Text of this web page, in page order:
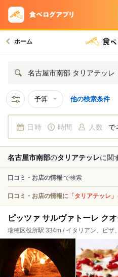
ホーム
名古屋市南部 タリアテッレ
予算 他の検索条件
日時 時間 人数 で
名古屋市南部のタリアテッレに関
口コミ・お店の情報 で検索
口コミ・お店の情報に 「タリアテッレ」
ピッツァ サルヴァトーレ ク
瑞穂区役所駅 334m / イタリアン、ピザ